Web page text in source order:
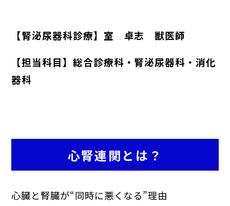
【腎泌尿器科診療】室 卓志 獣医師
【担当科目】総合診療科・腎泌尿器科・消化
器科
心腎連関とは？
心臓と腎臓が“同時に悪くなる”理由